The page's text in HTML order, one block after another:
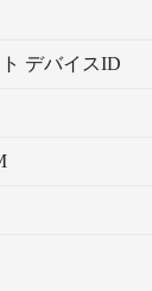
デバイスID